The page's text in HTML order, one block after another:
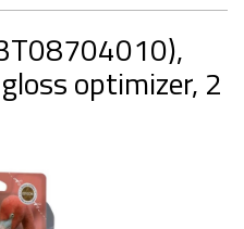
optimizer, 2